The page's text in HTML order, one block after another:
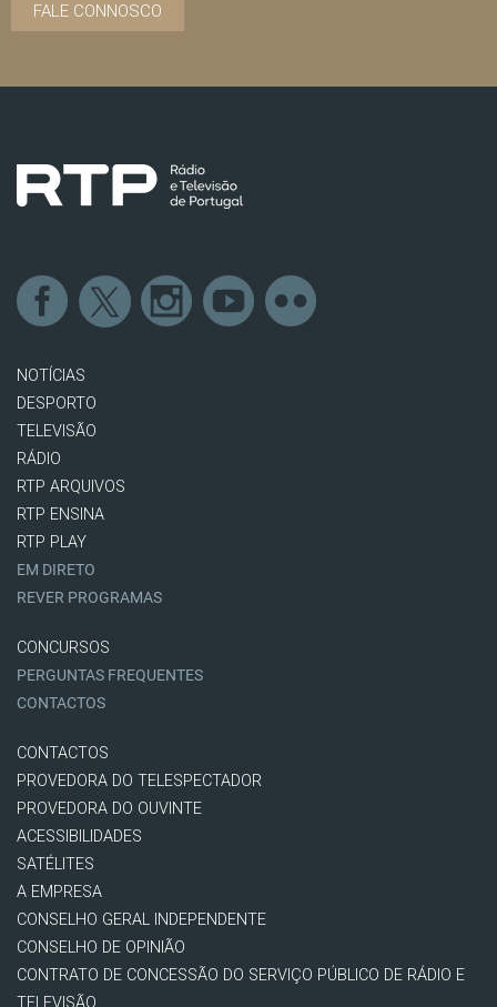
FALE CONNOSCO
NOTÍCIAS
DESPORTO
TELEVISÃO
RÁDIO
RTP ARQUIVOS
RTP ENSINA
RTP PLAY
EM DIRETO
REVER PROGRAMAS
CONCURSOS
PERGUNTAS FREQUENTES
CONTACTOS
CONTACTOS
PROVEDORA DO TELESPECTADOR
PROVEDORA DO OUVINTE
ACESSIBILIDADES
SATÉLITES
A EMPRESA
CONSELHO GERAL INDEPENDENTE
CONSELHO DE OPINIÃO
CONTRATO DE CONCESSÃO DO SERVIÇO PÚBLICO DE RÁDIO E